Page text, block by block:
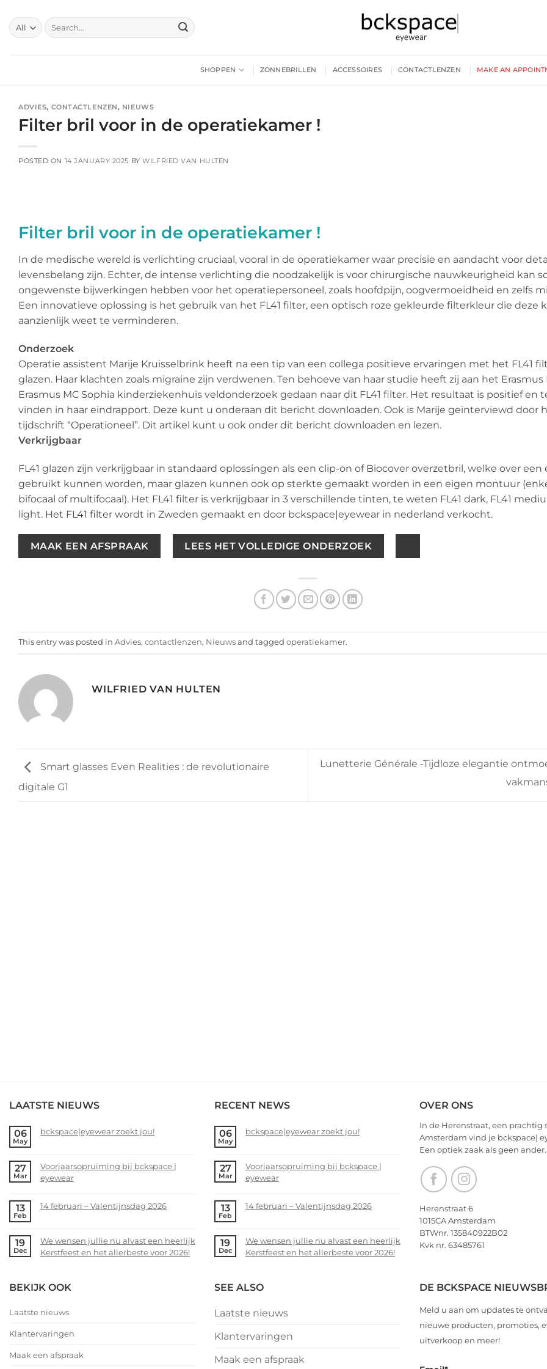
content
Search
for:
SHOPPEN ZONNEBRILLEN ACCESSOIRES CONTACTLENZEN MAKE AN
ADVIES, CONTACTLENZEN, NIEUWS
Filter bril voor in de operatiekamer !
POSTED ON 14 JANUARY 2025 BYWILFRIED VAN HULTEN
Filter bril voor in de operatiekamer !
In de medische wereld is verlichting cruciaal, vooral in de operatiekamer waar precisie en aandacht voor
levensbelang zijn. Echter, de intense verlichting die noodzakelijk is voor chirurgische nauwkeurigheid kan
ongewenste bijwerkingen hebben voor het operatiepersoneel, zoals hoofdpijn, oogvermoeidheid en zelfs
Een innovatieve oplossing is het gebruik van het FL41 filter, een optisch roze gekleurde filterkleur die deze
aanzienlijk weet te verminderen.
Onderzoek
Operatie assistent Marije Kruisselbrink heeft na een tip van een collega positieve ervaringen met het FL41
glazen. Haar klachten zoals migraine zijn verdwenen. Ten behoeve van haar studie heeft zij aan het Erasmus
Erasmus MC Sophia kinderziekenhuis veldonderzoek gedaan naar dit FL41 filter. Het resultaat is positief en
vinden in haar eindrapport. Deze kunt u onderaan dit bericht downloaden. Ook is Marije geïnterviewd door
tijdschrift “Operationeel”. Dit artikel kunt u ook onder dit bericht downloaden en lezen.
Verkrijgbaar
FL41 glazen zijn verkrijgbaar in standaard oplossingen als een clip-on of Biocover overzetbril, welke over een
gebruikt kunnen worden, maar glazen kunnen ook op sterkte gemaakt worden in een eigen montuur
bifocaal of multifocaal). Het FL41 filter is verkrijgbaar in 3 verschillende tinten, te weten FL41 dark, FL41
light. Het FL41 filter wordt in Zweden gemaakt en door bckspace|eyewear in nederland verkocht.
MAAK EEN AFSPRAAK LEES HET VOLLEDIGE ONDERZOEK
This entry was posted in Advies, contactlenzen, Nieuws and tagged operatiekamer.
WILFRIED VAN HULTEN
Smart glasses Even Realities : de revolutionaire
digitale G1
Lunetterie Générale -Tijdloze elegantie
LAATSTE NIEUWS
06
May
bckspace|eyewear zoekt jou!
on
bckspace|eyewear
jou!
27
Mar
Voorjaarsopruiming bij bckspace |
eyewear
Comments
bij
bckspace
13
Feb
14 februari – Valentijnsdag 2026
on
14
Valentijnsdag
19
Dec
We wensen jullie nu alvast een heerlijk
Kerstfeest en het allerbeste voor 2026!
on
wensen
nu
een
RECENT NEWS
06
May
bckspace|eyewear zoekt jou!
on
bckspace|eyewear
jou!
27
Mar
Voorjaarsopruiming bij bckspace |
eyewear
Comments
bij
bckspace
13
Feb
14 februari – Valentijnsdag 2026
on
14
Valentijnsdag
19
Dec
We wensen jullie nu alvast een heerlijk
Kerstfeest en het allerbeste voor 2026!
on
wensen
nu
een
OVER ONS
In de Herenstraat, een prachtig
Amsterdam vind je bckspace|
Een optiek zaak als geen ander..
Herenstraat 6
1015CA Amsterdam
BTWnr. 135840922B02
Kvk nr. 63485761
BEKIJK OOK
Laatste nieuws
Klantervaringen
Maak een afspraak
SEE ALSO
Laatste nieuws
Klantervaringen
Maak een afspraak
DE BCKSPACE
Meld u aan om updates te
nieuwe producten, promoties,
uitverkoop en meer!